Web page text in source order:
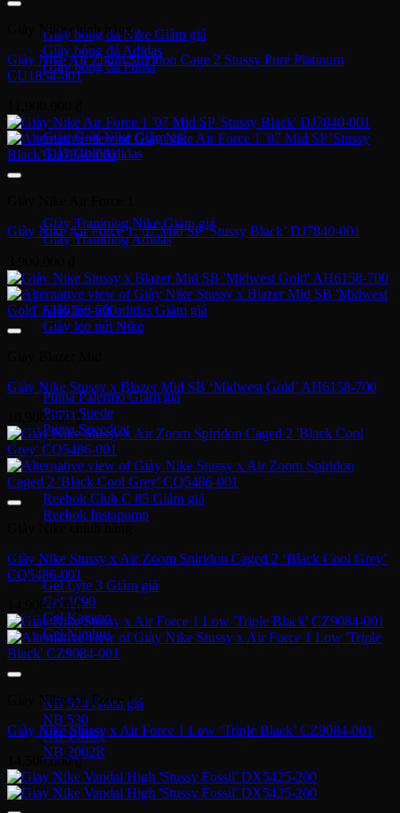
Giày bóng đá Nike
Giày bóng đá Adidas
Giày bóng đá Puma
Giày Golf Nike
Giày Golf Adidas
Giày Tranining Nike
Giày Tranining Adidas
Giày Leo Núi
Giày leo núi adidas
Giày leo núi Nike
Puma Palermo
Puma Suede
Puma Speedcat
Giày Reebok
Reebok Club C 85
Reebok Instapump
Gel Lyte 3
Gel 1090
Gel Kayano
Gel Nimbus
NB 574
NB 530
NB 1906R
NB 2002R
Giày Converse
Giày Nike chính hãng
Giày Nike Air Zoom Spiridon Cage 2 Stussy Pure Platinum
CU1854-001
Giày Nike Air Force 1 ’07 Mid SP ‘Stussy Black’ DJ7840-001
Giày Nike Stussy x Blazer Mid SB ‘Midwest Gold’ AH6158-700
10,900,000₫
Giày Nike Stussy x Air Zoom Spiridon Caged 2 ‘Black Cool Grey’
CQ5486-001
14,900,000₫
Giày Nike Air Force 1
Giày Nike Stussy x Air Force 1 Low ‘Triple Black’ CZ9084-001
14,500,000₫